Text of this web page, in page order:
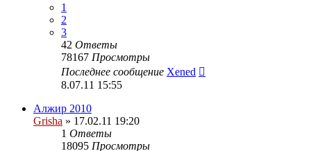
1
2
3
42 Ответы
78167 Просмотры
Последнее сообщение Xened
8.07.11 15:55
Алжир 2010
Grisha » 17.02.11 19:20
1 Ответы
18095 Просмотры